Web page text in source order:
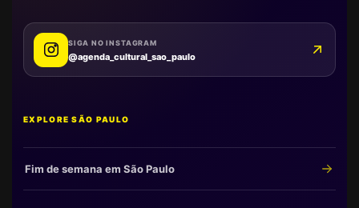
SIGA NO INSTAGRAM
@agenda_cultural_sao_paulo
EXPLORE SÃO PAULO
Fim de semana em São Paulo